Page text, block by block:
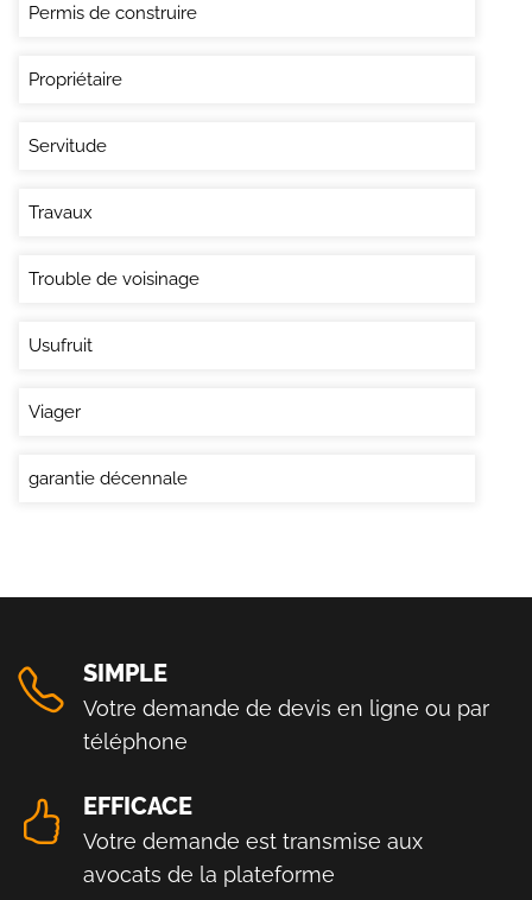
Permis de construire
Propriétaire
Servitude
Travaux
Trouble de voisinage
Usufruit
Viager
garantie décennale
SIMPLE
Votre demande de devis en ligne ou par
téléphone
EFFICACE
Votre demande est transmise aux
avocats de la plateforme